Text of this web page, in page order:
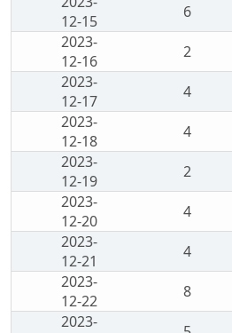
12-15
6
2023-
12-16
2
2023-
12-17
4
2023-
12-18
4
2023-
12-19
2
2023-
12-20
4
2023-
12-21
4
2023-
12-22
8
2023-